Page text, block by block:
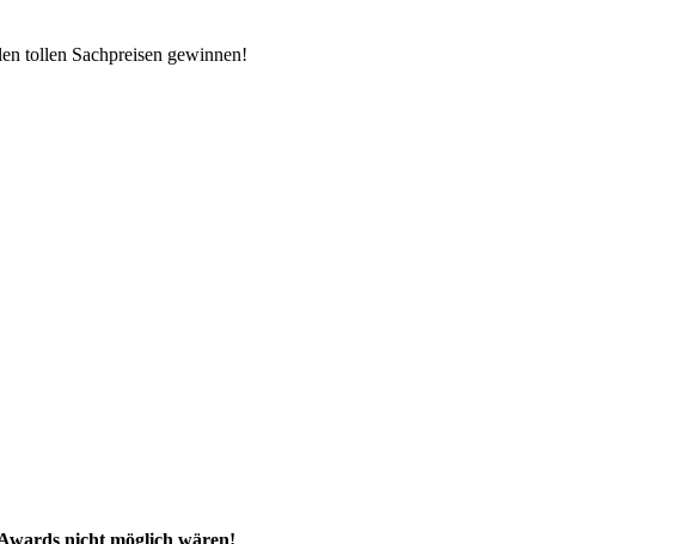
tollen Sachpreisen gewinnen!
nicht möglich wären!